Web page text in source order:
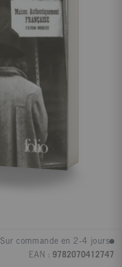
Sur commande en 2-4 jours
EAN : 9782070412747